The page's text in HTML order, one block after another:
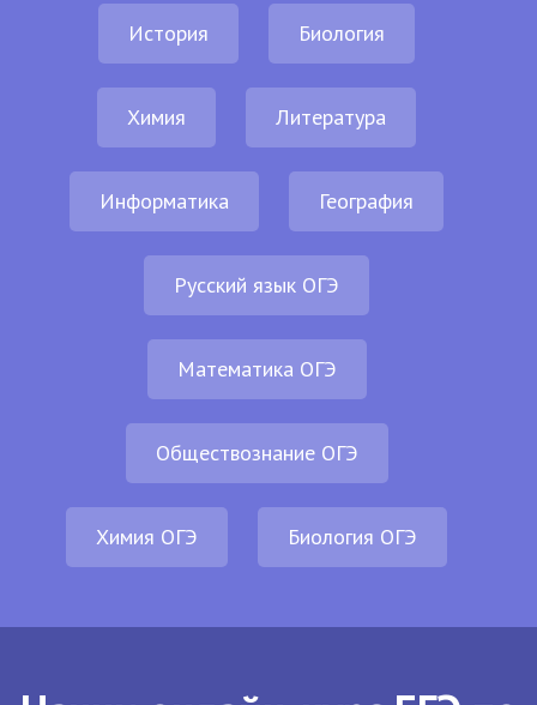
История Биология
Химия Литература
Информатика География
Русский язык ОГЭ
Математика ОГЭ
Обществознание ОГЭ
Химия ОГЭ Биология ОГЭ